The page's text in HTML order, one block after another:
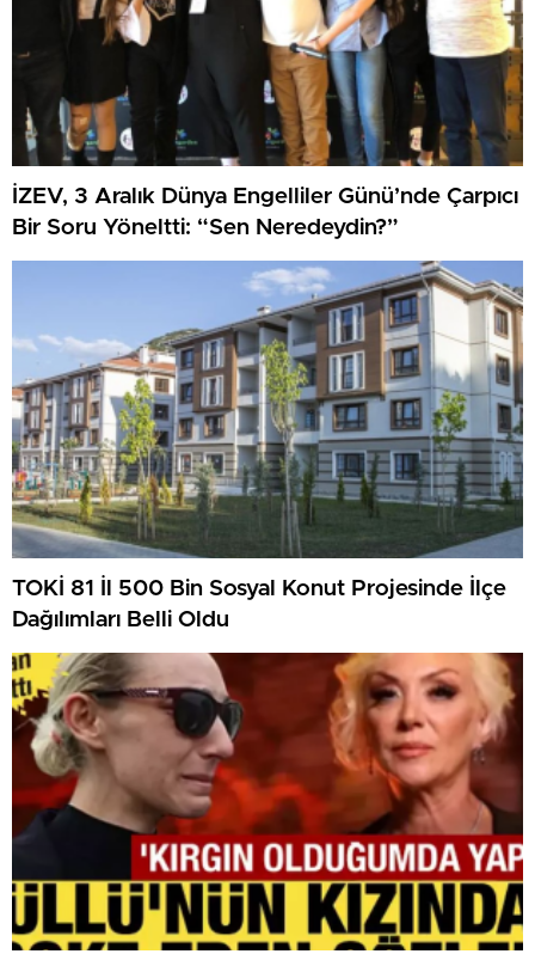
İZEV, 3 Aralık Dünya Engelliler Günü’nde Çarpıcı
Bir Soru Yöneltti: “Sen Neredeydin?”
TOKİ 81 İl 500 Bin Sosyal Konut Projesinde İlçe
Dağılımları Belli Oldu